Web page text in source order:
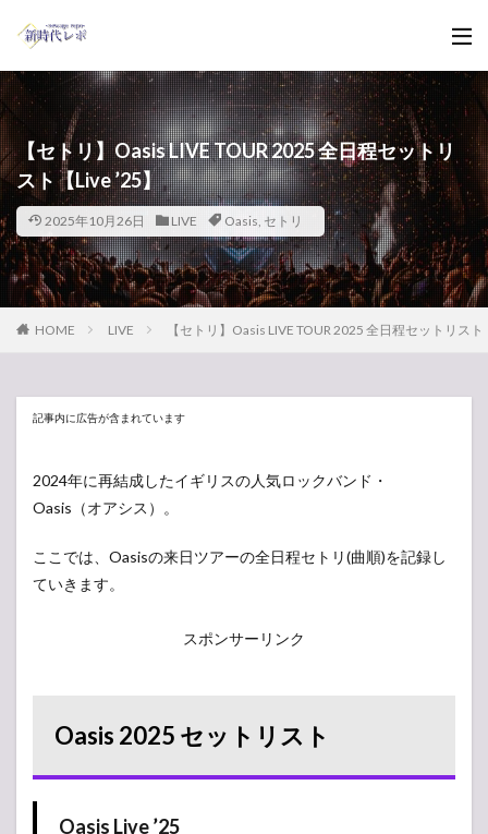
【セトリ】Oasis LIVE TOUR 2025 全日程セットリ
スト【Live ’25】
2025年10月26日 LIVE Oasis, セトリ
HOME LIVE 【セトリ】Oasis LIVE TOUR 2025 全日程セットリスト
記事内に広告が含まれています
2024年に再結成したイギリスの人気ロックバンド・
Oasis（オアシス）。
ここでは、Oasisの来日ツアーの全日程セトリ(曲順)を記録し
ていきます。
スポンサーリンク
Oasis 2025 セットリスト
Oasis Live ’25